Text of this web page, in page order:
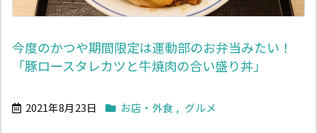
今度のかつや期間限定は運動部のお弁当みたい！
「豚ロースタレカツと牛焼肉の合い盛り丼」
2021年8月23日 お店・外食 , グルメ